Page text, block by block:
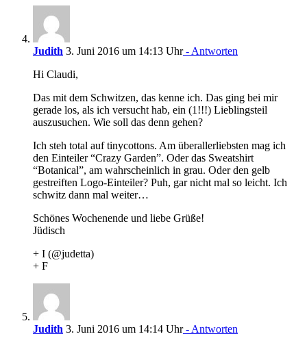
Judith 3. Juni 2016 um 14:13 Uhr- Antworten
Hi Claudi,
Das mit dem Schwitzen, das kenne ich. Das ging bei mir
gerade los, als ich versucht hab, ein (1!!!) Lieblingsteil
auszusuchen. Wie soll das denn gehen?
Ich steh total auf tinycottons. Am überallerliebsten mag ich
den Einteiler “Crazy Garden”. Oder das Sweatshirt
“Botanical”, am wahrscheinlich in grau. Oder den gelb
gestreiften Logo-Einteiler? Puh, gar nicht mal so leicht. Ich
schwitz dann mal weiter…
Schönes Wochenende und liebe Grüße!
Jüdisch
+ I (@judetta)
+ F
Judith 3. Juni 2016 um 14:14 Uhr- Antworten